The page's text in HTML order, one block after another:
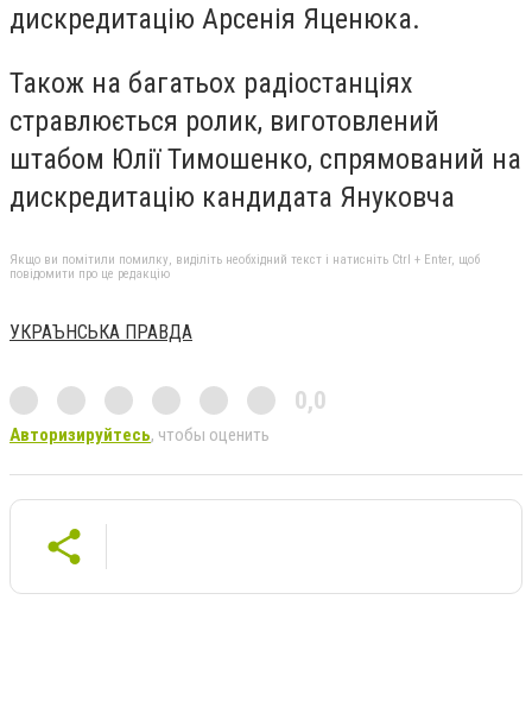
дискредитацію Арсенія Яценюка.
Також на багатьох радіостанціях
стравлюється ролик, виготовлений
штабом Юлії Тимошенко, спрямований на
дискредитацію кандидата Януковча
Якщо ви помітили помилку, виділіть необхідний текст і натисніть Ctrl + Enter, щоб
повідомити про це редакцію
УКРАЪНСЬКА ПРАВДА
0,0
Авторизируйтесь, чтобы оценить